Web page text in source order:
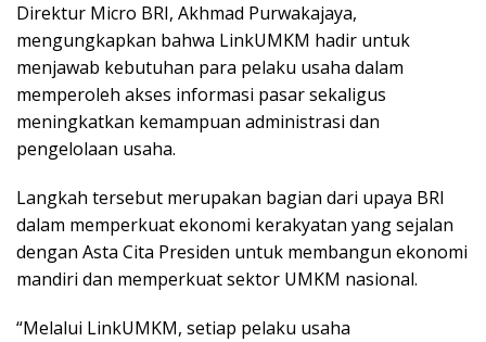
Direktur Micro BRI, Akhmad Purwakajaya,
mengungkapkan bahwa LinkUMKM hadir untuk
menjawab kebutuhan para pelaku usaha dalam
memperoleh akses informasi pasar sekaligus
meningkatkan kemampuan administrasi dan
pengelolaan usaha.
Langkah tersebut merupakan bagian dari upaya BRI
dalam memperkuat ekonomi kerakyatan yang sejalan
dengan Asta Cita Presiden untuk membangun ekonomi
mandiri dan memperkuat sektor UMKM nasional.
“Melalui LinkUMKM, setiap pelaku usaha